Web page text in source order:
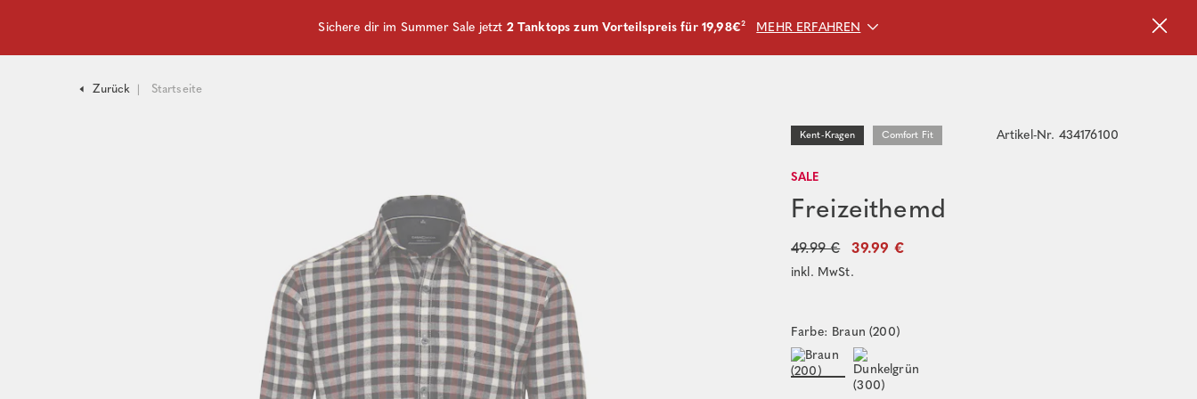
Sichere dir im Summer Sale jetzt 2 Tanktops zum Vorteilspreis für 19,98€² MEHR ERFAHREN
Zurück Startseite
Kent-Kragen Comfort Fit Artikel-Nr. 434176100
SALE
Freizeithemd
49.99 € 39.99 €
inkl. MwSt.
Farbe: Braun (200)